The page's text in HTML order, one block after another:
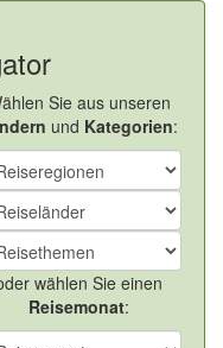
Sie aus unseren
und Kategorien:
wählen Sie einen
Reisemonat: